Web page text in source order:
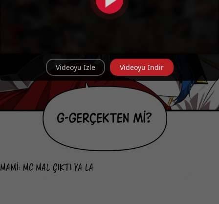
Videoyu İzle Videoyu İndir